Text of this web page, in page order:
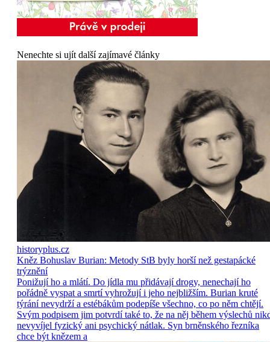
Nenechte si ujít další zajímavé články
historyplus.cz
Kněz Bohuslav Burian: Metody StB byly horší než gestapácké
trýznění
Ponižují ho a mlátí. Do jídla mu přidávají drogy, nenechají ho
pořádně vyspat a smrtí vyhrožují i jeho nejbližším. Burian kruté
týrání nevydrží a estébákům podepíše všechno, co po něm chtějí.
Svým podpisem jim potvrdí také to, že na něj během výslechů
nevyvíjel fyzický ani psychický nátlak. Syn brněnského řezníka
chce být knězem a